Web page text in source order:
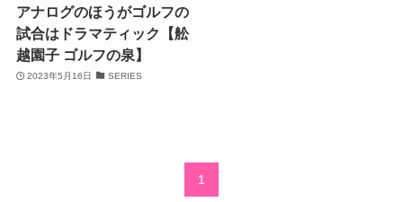
アナログのほうがゴルフの
試合はドラマティック【舩
越園子 ゴルフの泉】
2023年5月16日 SERIES
1